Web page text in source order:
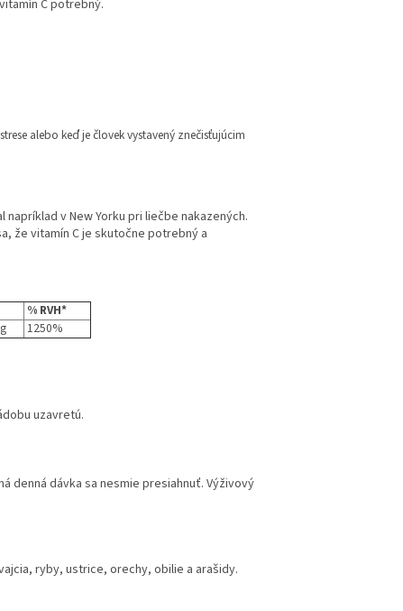
C potrebný.
alebo keď je človek vystavený znečisťujúcim
v New Yorku pri liečbe nakazených.
že vitamín C je skutočne potrebný a
% RVH*
1250%
uzavretú.
denná dávka sa nesmie presiahnuť. Výživový
ryby, ustrice, orechy, obilie a arašidy.